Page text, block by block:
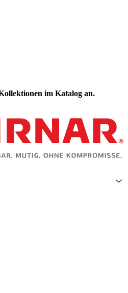
im Katalog an.